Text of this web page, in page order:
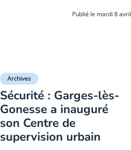
Publié le mardi 8 avril
Archives
Sécurité : Garges-lès-
Gonesse a inauguré
son Centre de
supervision urbain